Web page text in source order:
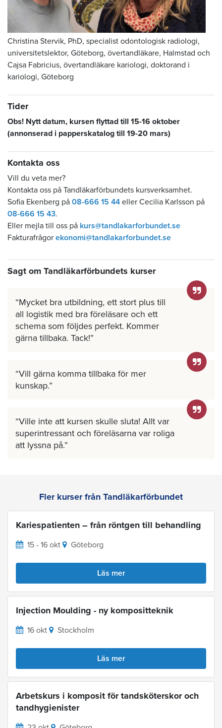
Christina Stervik, PhD, specialist odontologisk radiologi,
universitetslektor, Göteborg, övertandläkare, Halmstad och
Cajsa Fabricius, övertandläkare kariologi, doktorand i
kariologi, Göteborg
Tider
Obs! Nytt datum, kursen flyttad till 15-16 oktober
(annonserad i papperskatalog till 19-20 mars)
Kontakta oss
Vill du veta mer?
Kontakta oss på Tandläkarförbundets kursverksamhet.
Sofia Ekenberg på 08-666 15 44 eller Cecilia Karlsson på
08-666 15 43.
Eller mejla till oss på kurs@tandlakarforbundet.se
Fakturafrågor ekonomi@tandlakarforbundet.se
Sagt om Tandläkarförbundets kurser
Mycket bra utbildning, ett stort plus till
all logistik med bra föreläsare och ett
schema som följdes perfekt. Kommer
gärna tillbaka. Tack!
Vill gärna komma tillbaka för mer
kunskap.
Ville inte att kursen skulle sluta! Allt var
superintressant och föreläsarna var roliga
att lyssna på.
Fler kurser från Tandläkarförbundet
Kariespatienten – från röntgen till behandling
15 - 16 okt Göteborg
Läs mer
Injection Moulding - ny kompositteknik
16 okt Stockholm
Läs mer
Arbetskurs i komposit för tandsköterskor och
tandhygienister